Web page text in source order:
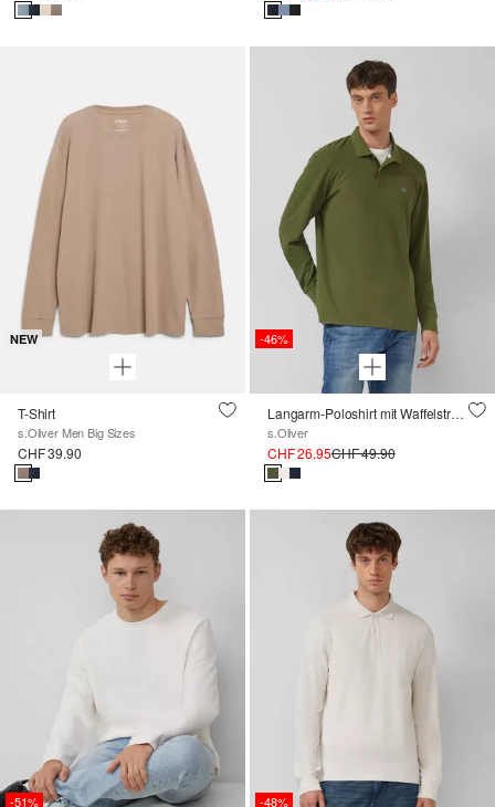
NEW
T-Shirt
s.Oliver Men Big Sizes
CHF 39.90
-46%
Langarm-Poloshirt mit Waffelstruktur und Logo-Patch
s.Oliver
CHF 26.95CHF 49.90
-51% -48%